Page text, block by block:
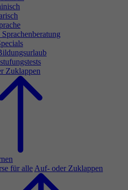
Zuklappen
für alle Auf- oder Zuklappen